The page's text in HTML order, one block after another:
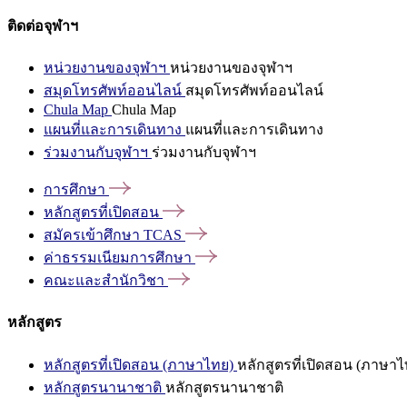
ติดต่อจุฬาฯ
หน่วยงานของจุฬาฯ หน่วยงานของจุฬาฯ
สมุดโทรศัพท์ออนไลน์ สมุดโทรศัพท์ออนไลน์
Chula Map Chula Map
แผนที่และการเดินทาง แผนที่และการเดินทาง
ร่วมงานกับจุฬาฯ ร่วมงานกับจุฬาฯ
การศึกษา
หลักสูตรที่เปิดสอน
สมัครเข้าศึกษา TCAS
ค่าธรรมเนียมการศึกษา
คณะและสำนักวิชา
หลักสูตร
หลักสูตรที่เปิดสอน (ภาษาไทย) หลักสูตรที่เปิดสอน (ภาษาไ
หลักสูตรนานาชาติ หลักสูตรนานาชาติ